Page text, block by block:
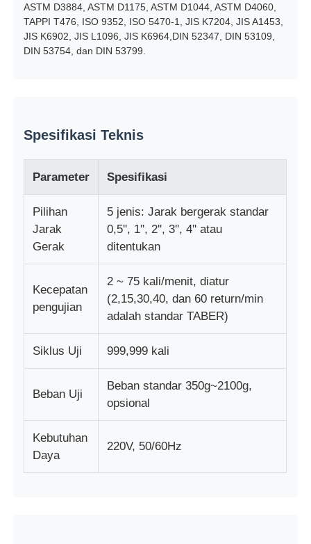
Pengontrol Suhu Dan Kelembapan
ASTM D3884, ASTM D1175, ASTM D1044, ASTM D4060,
TAPPI T476, ISO 9352, ISO 5470-1, JIS K7204, JIS A1453,
JIS K6902, JIS L1096, JIS K6964,DIN 52347, DIN 53109,
DIN 53754, dan DIN 53799.
Spesifikasi Teknis
Parameter Spesifikasi
Pilihan
Jarak
Gerak
5 jenis: Jarak bergerak standar
0,5'', 1'', 2'', 3'', 4'' atau
ditentukan
Kecepatan
pengujian
2 ~ 75 kali/menit, diatur
(2,15,30,40, dan 60 return/min
adalah standar TABER)
Siklus Uji 999,999 kali
Beban Uji
Beban standar 350g~2100g,
opsional
Kebutuhan
Daya
220V, 50/60Hz